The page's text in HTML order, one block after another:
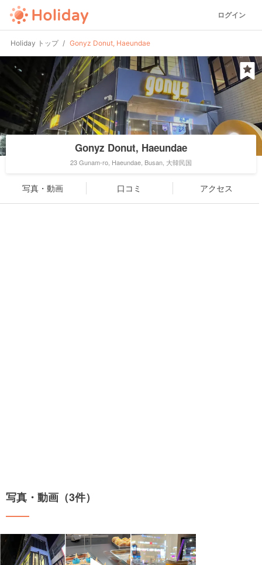
ログイン
Holiday トップ Gonyz Donut, Haeundae
Gonyz Donut, Haeundae
23 Gunam-ro, Haeundae, Busan, 大韓民国
写真・動画 口コミ アクセス
写真・動画（3件）